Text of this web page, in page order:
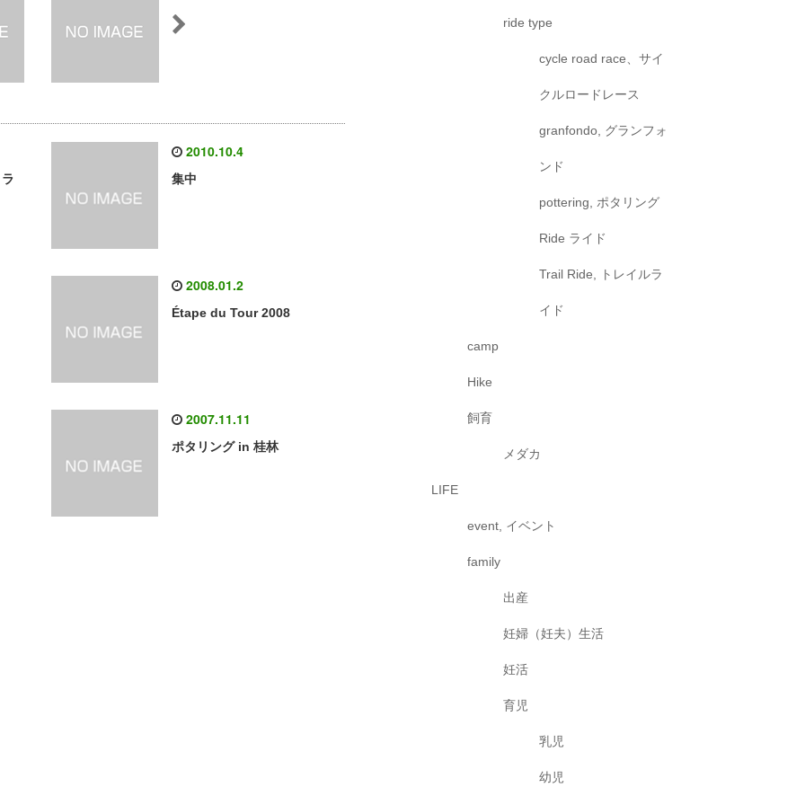
2010.10.4
集中
2008.01.2
Étape du Tour 2008
2007.11.11
ポタリング in 桂林
ride type
cycle road race、サイ
クルロードレース
granfondo, グランフォ
ンド
pottering, ポタリング
Ride ライド
Trail Ride, トレイルラ
イド
camp
Hike
飼育
メダカ
LIFE
event, イベント
family
出産
妊婦（妊夫）生活
妊活
育児
乳児
幼児